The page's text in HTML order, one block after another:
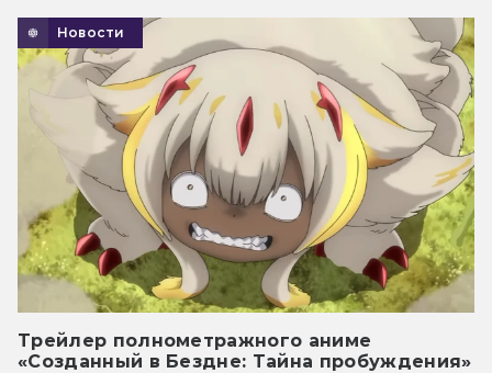
Новости
Трейлер полнометражного аниме
«Созданный в Бездне: Тайна пробуждения»